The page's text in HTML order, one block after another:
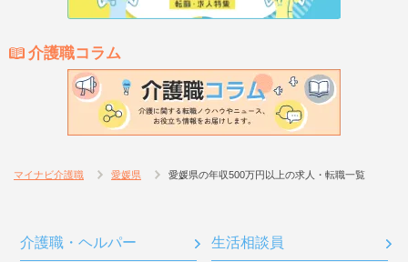
介護職コラム
マイナビ介護職 愛媛県 愛媛県の年収500万円以上の求人・転職一覧
介護職・ヘルパー 生活相談員